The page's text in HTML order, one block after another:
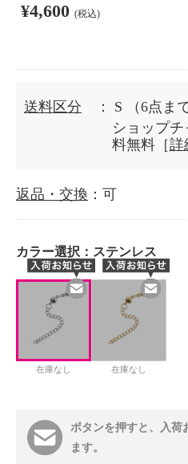
¥4,600 (税込)
送料区分 ： S
（6点ま
ショップ
料無料［詳
返品・交換 ：可
カラー選択： ステンレス
在庫なし 在庫なし
ボタンを押すと、入荷
ます。